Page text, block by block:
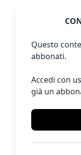
Questo
abbonati.
Accedi con
già un